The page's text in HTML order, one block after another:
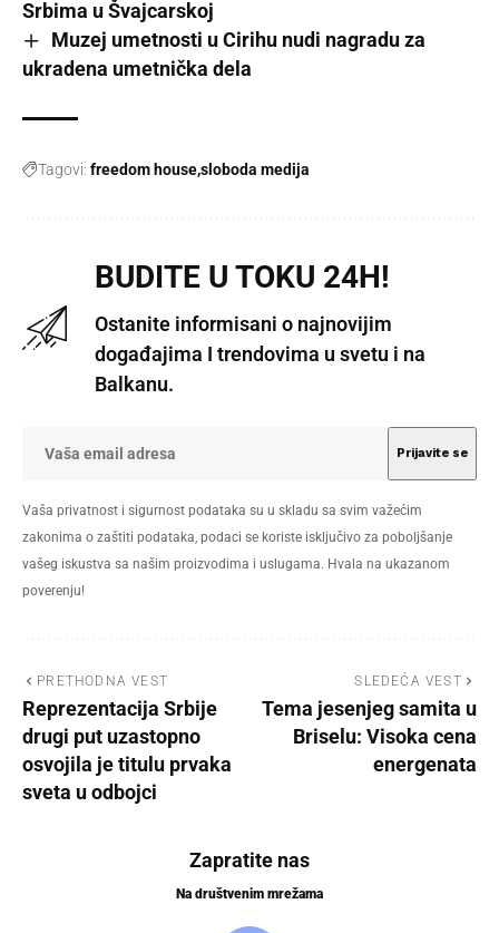
Srbima u Švajcarskoj
Muzej umetnosti u Cirihu nudi nagradu za
ukradena umetnička dela
Tagovi: freedom housesloboda medija
BUDITE U TOKU 24H!
Ostanite informisani o najnovijim
događajima I trendovima u svetu i na
Balkanu.
Vaša privatnost i sigurnost podataka su u skladu sa svim važećim
zakonima o zaštiti podataka, podaci se koriste isključivo za poboljšanje
vašeg iskustva sa našim proizvodima i uslugama. Hvala na ukazanom
poverenju!
PRETHODNA VEST
Reprezentacija Srbije
drugi put uzastopno
osvojila je titulu prvaka
sveta u odbojci
SLEDEĆA VEST
Tema jesenjeg samita u
Briselu: Visoka cena
energenata
Zapratite nas
Na društvenim mrežama